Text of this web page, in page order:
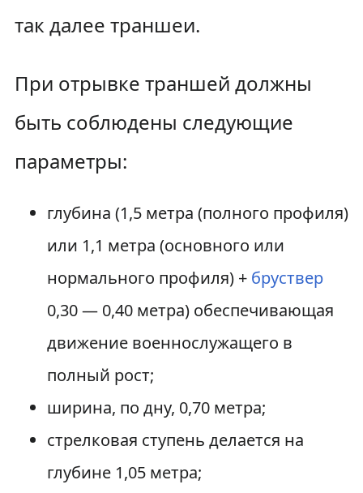
так далее траншеи.
При отрывке траншей должны
быть соблюдены следующие
параметры:
глубина (1,5 метра (полного профиля)
или 1,1 метра (основного или
нормального профиля) + бруствер
0,30 — 0,40 метра) обеспечивающая
движение военнослужащего в
полный рост;
ширина, по дну, 0,70 метра;
стрелковая ступень делается на
глубине 1,05 метра;